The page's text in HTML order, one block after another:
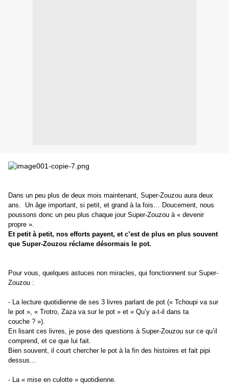
Dans un peu plus de deux mois maintenant, Super-Zouzou aura deux
ans. Un âge important, si petit, et grand à la fois… Doucement, nous
poussons donc un peu plus chaque jour Super-Zouzou à « devenir
propre ».
Et petit à petit, nos efforts payent, et c’est de plus en plus souvent
que Super-Zouzou réclame désormais le pot.
Pour vous, quelques astuces non miracles, qui fonctionnent sur Super-
Zouzou :
- La lecture quotidienne de ses 3 livres parlant de pot (« Tchoupi va sur
le pot », « Trotro, Zaza va sur le pot » et « Qu’y a-t-il dans ta
couche ? »).
En lisant ces livres, je pose des questions à Super-Zouzou sur ce qu’il
comprend, et ce que lui fait.
Bien souvent, il court chercher le pot à la fin des histoires et fait pipi
dessus…
- La « mise en culotte » quotidienne.